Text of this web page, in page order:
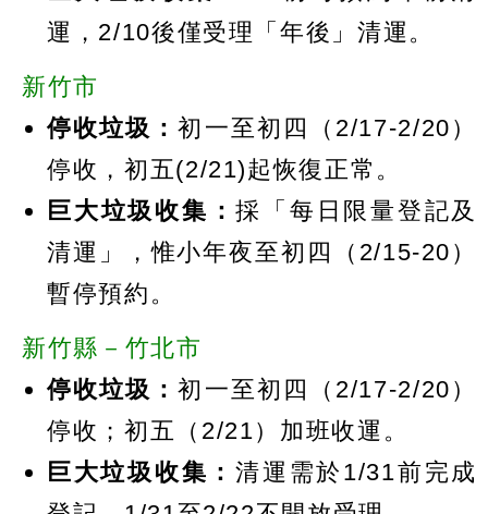
運，2/10後僅受理「年後」清運。
新竹市
停收垃圾：初一至初四（2/17-2/20）
停收，初五(2/21)起恢復正常。
巨大垃圾收集：採「每日限量登記及
清運」，惟小年夜至初四（2/15-20）
暫停預約。
新竹縣－竹北市
停收垃圾：初一至初四（2/17-2/20）
停收；初五（2/21）加班收運。
巨大垃圾收集：清運需於1/31前完成